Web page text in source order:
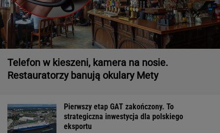
Telefon w kieszeni, kamera na nosie.
Restauratorzy banują okulary Mety
Pierwszy etap GAT zakończony. To
strategiczna inwestycja dla polskiego
eksportu